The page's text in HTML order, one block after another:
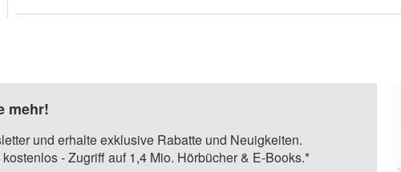
mehr!
und erhalte exklusive Rabatte und Neuigkeiten.
- Zugriff auf 1,4 Mio. Hörbücher & E-Books.*